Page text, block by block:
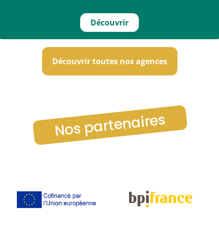
Découvrir
Découvrir toutes nos agences
Nos partenaires